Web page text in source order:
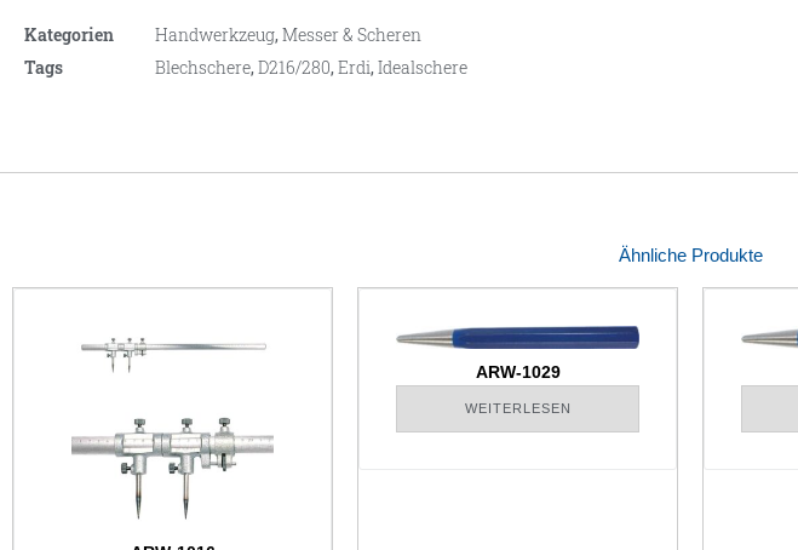
Kategorien Handwerkzeug,Messer & Scheren
Tags
Blechschere,D216/280,Erdi,Idealschere
Ähnliche Produkte
ARW-1029
WEITERLESEN